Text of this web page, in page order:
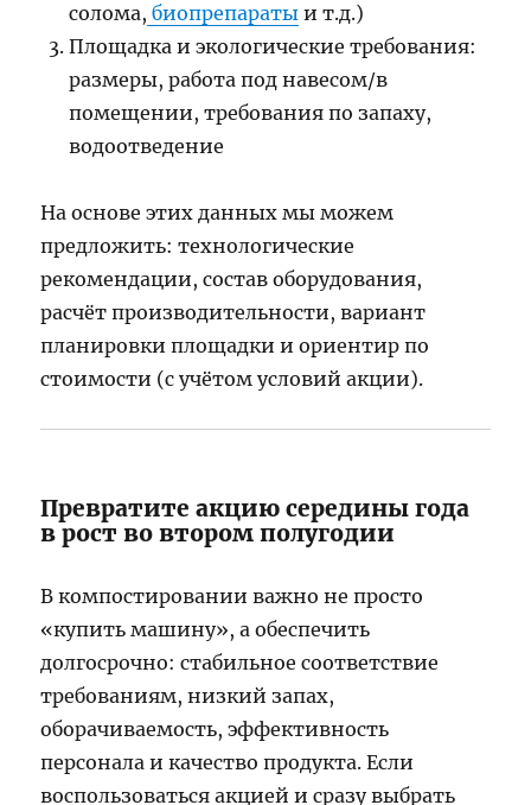
солома, биопрепараты и т.д.)
Площадка и экологические требования:
размеры, работа под навесом/в
помещении, требования по запаху,
водоотведение
На основе этих данных мы можем
предложить: технологические
рекомендации, состав оборудования,
расчёт производительности, вариант
планировки площадки и ориентир по
стоимости (с учётом условий акции).
Превратите акцию середины года
в рост во втором полугодии
В компостировании важно не просто
«купить машину», а обеспечить
долгосрочно: стабильное соответствие
требованиям, низкий запах,
оборачиваемость, эффективность
персонала и качество продукта. Если
воспользоваться акцией и сразу выбрать